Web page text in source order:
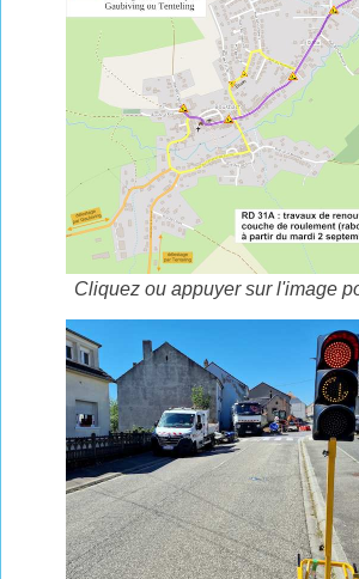
Cliquez ou appuyer sur l'image